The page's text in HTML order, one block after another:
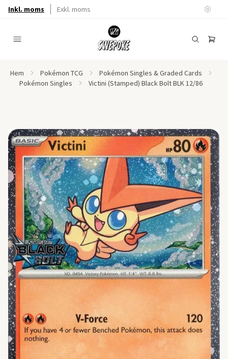
Inkl. moms Exkl. moms
Hem Pokémon TCG
Pokémon Singles & Graded Cards
Pokémon Singles
Victini (Stamped) Black Bolt BLK 12/86